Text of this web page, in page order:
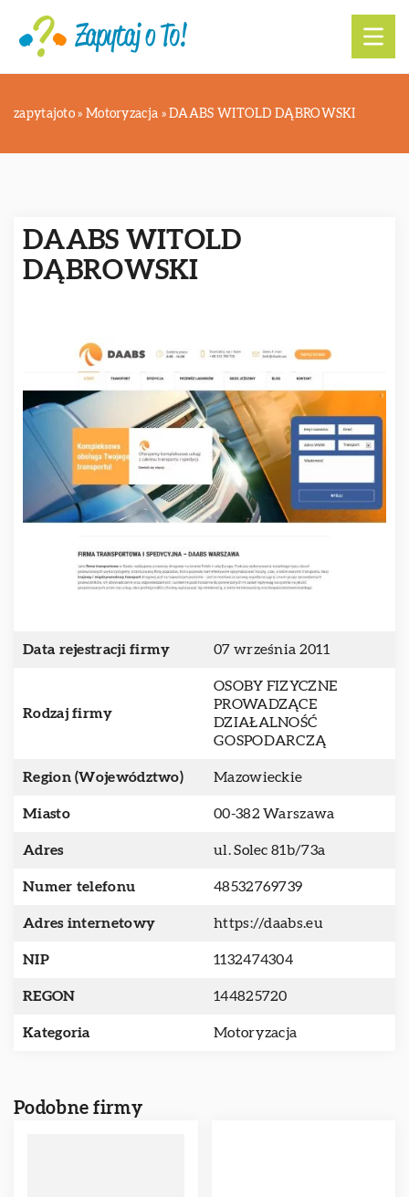
zapytajoto » Motoryzacja »DAABS WITOLD DĄBROWSKI
DAABS WITOLD
DĄBROWSKI
Data rejestracji firmy 07 września 2011
Rodzaj firmy
OSOBY FIZYCZNE
PROWADZĄCE
DZIAŁALNOŚĆ
GOSPODARCZĄ
Region (Województwo) Mazowieckie
Miasto 00-382 Warszawa
Adres ul. Solec 81b/73a
Numer telefonu 48532769739
Adres internetowy https://daabs.eu
NIP 1132474304
REGON 144825720
Kategoria Motoryzacja
Podobne firmy